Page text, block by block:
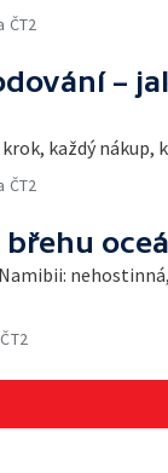
ČT2
–
každý nákup,
ČT2